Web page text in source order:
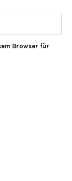
Browser für